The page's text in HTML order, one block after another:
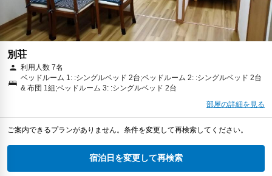
別荘
利用人数 7名
ベッドルーム 1: :シングルベッド 2台;ベッドルーム 2: :シングルベッド 2台
& 布団 1組;ベッドルーム 3: :シングルベッド 2台
部屋の詳細を見る
ご案内できるプランがありません。条件を変更して再検索してください。
宿泊日を変更して再検索